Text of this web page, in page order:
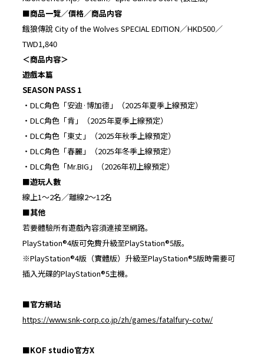
■商品一覽／價格／商品内容
餓狼傳說 City of the Wolves SPECIAL EDITION／HKD500／
TWD1,840
＜商品内容＞
遊戲本篇
SEASON PASS 1
・DLC角色「安迪·博加德」（2025年夏季上線預定）
・DLC角色「肯」（2025年夏季上線預定）
・DLC角色「東丈」（2025年秋季上線預定）
・DLC角色「春麗」（2025年冬季上線預定）
・DLC角色「Mr.BIG」（2026年初上線預定）
■遊玩人數
線上1～2名／離線2～12名
■其他
若要體驗所有遊戲內容須連接至網路。
PlayStation®4版可免費升級至PlayStation®5版。
※PlayStation®4版（實體版）升級至PlayStation®5版時需要可
插入光碟的PlayStation®5主機。
■官方網站
https://www.snk-corp.co.jp/zh/games/fatalfury-cotw/
■KOF studio官方X